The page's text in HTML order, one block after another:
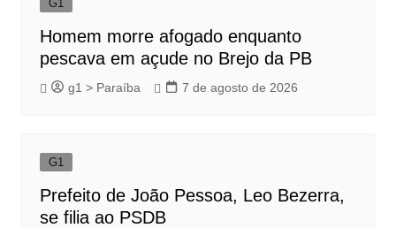
G1
Homem morre afogado enquanto
pescava em açude no Brejo da PB
g1 > Paraíba 7 de agosto de 2026
G1
Prefeito de João Pessoa, Leo Bezerra,
se filia ao PSDB